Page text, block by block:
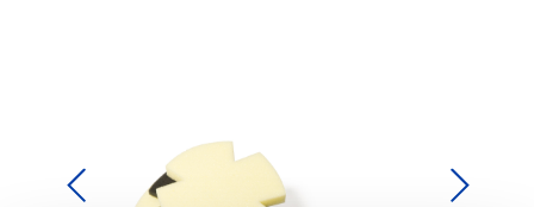
Previous Next